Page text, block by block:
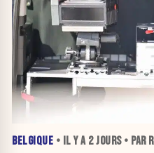
BELGIQUE • IL Y A 2 JOURS• PAR